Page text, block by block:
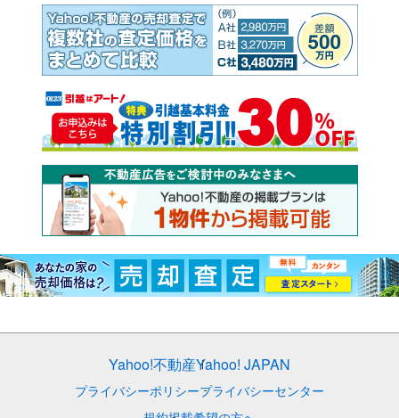
Yahoo!不動産Yahoo! JAPAN
プライバシーポリシープライバシーセンター